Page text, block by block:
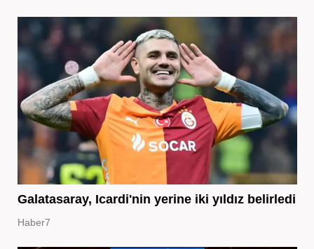
Galatasaray, Icardi'nin yerine iki yıldız belirledi
Haber7